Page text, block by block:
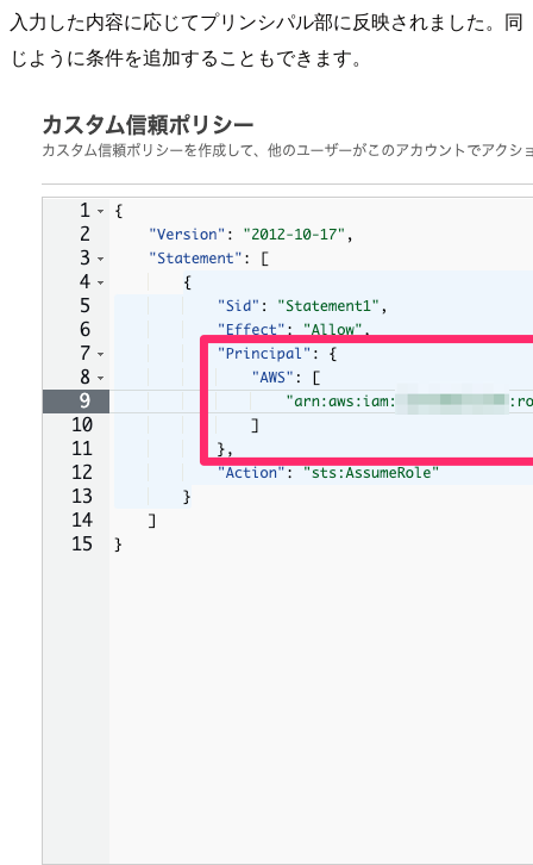
入力した内容に応じてプリンシパル部に反映されました。同
じように条件を追加することもできます。